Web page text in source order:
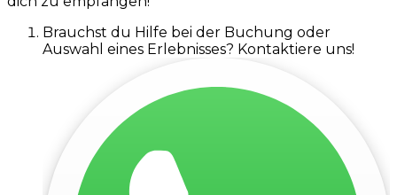
Brauchst du Hilfe bei der Buchung oder
Auswahl eines Erlebnisses? Kontaktiere uns!